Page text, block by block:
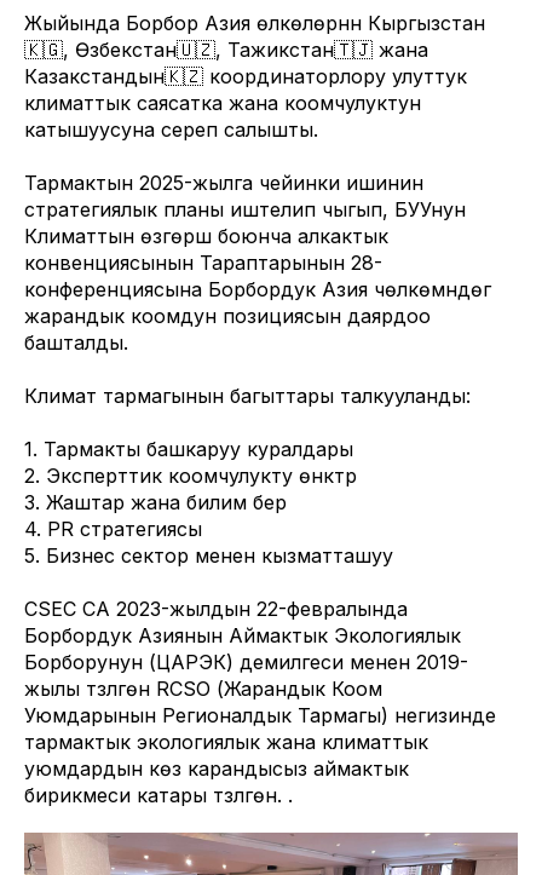
Жыйында Борбор Азия өлкөлөрүнүн Кыргызстан
🇰🇬, Өзбекстан🇺🇿, Тажикстан🇹🇯 жана
Казакстандын🇰🇿 координаторлору улуттук
климаттык саясатка жана коомчулуктун
катышуусуна сереп салышты.
Тармактын 2025-жылга чейинки ишинин
стратегиялык планы иштелип чыгып, БУУнун
Климаттын өзгөрүшү боюнча алкактык
конвенциясынын Тараптарынын 28-
конференциясына Борбордук Азия чөлкөмүндөгү
жарандык коомдун позициясын даярдоо
башталды.
Климат тармагынын багыттары талкууланды:
1. Тармакты башкаруу куралдары
2. Эксперттик коомчулукту өнүктүрүү
3. Жаштар жана билим берүү
4. PR стратегиясы
5. Бизнес сектор менен кызматташуу
CSEC CA 2023-жылдын 22-февралында
Борбордук Азиянын Аймактык Экологиялык
Борборунун (ЦАРЭК) демилгеси менен 2019-
жылы түзүлгөн RCSO (Жарандык Коом
Уюмдарынын Регионалдык Тармагы) негизинде
тармактык экологиялык жана климаттык
уюмдардын көз карандысыз аймактык
бирикмеси катары түзүлгөн. .